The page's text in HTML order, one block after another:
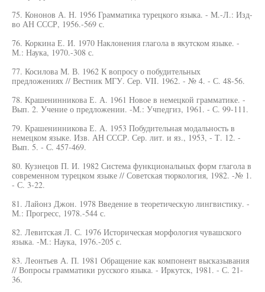
75. Кононов А. Н. 1956 Грамматика турецкого языка. - М.-Л.: Изд-
во АН СССР, 1956.-569 с.
76. Коркина Е. И. 1970 Наклонения глагола в якутском языке. -
М.: Наука, 1970.-308 с.
77. Косилова М. В. 1962 К вопросу о побудительных
предложениях // Вестник МГУ. Сер. VII. 1962. - № 4. - С. 48-56.
78. Крашенинникова Е. А. 1961 Новое в немецкой грамматике. -
Вып. 2. Учение о предложении. -М.: Учпедгиз, 1961. - С. 99-111.
79. Крашенинникова Е. А. 1953 Побудительная модальность в
немецком языке. Изв. АН СССР. Сер. лит. и яз., 1953, - Т. 12. -
Вып. 5. - С. 457-469.
80. Кузнецов П. И. 1982 Система функциональных форм глагола в
современном турецком языке // Советская тюркология, 1982. -№ 1.
- С. 3-22.
81. Лайонз Джон. 1978 Введение в теоретическую лингвистику. -
М.: Прогресс, 1978.-544 с.
82. Левитская Л. С. 1976 Историческая морфология чувашского
языка. -М.: Наука, 1976.-205 с.
83. Леонтьев А. П. 1981 Обращение как компонент высказывания
// Вопросы грамматики русского языка. - Иркутск, 1981. - С. 21-
36.